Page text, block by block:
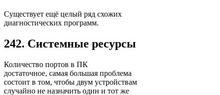
Существует ещё целый ряд схожих
диагностических программ.
242. Системные ресурсы
Количество портов в ПК
достаточное, самая большая проблема
состоит в том, чтобы двум устройствам
случайно не назначить один и тот же